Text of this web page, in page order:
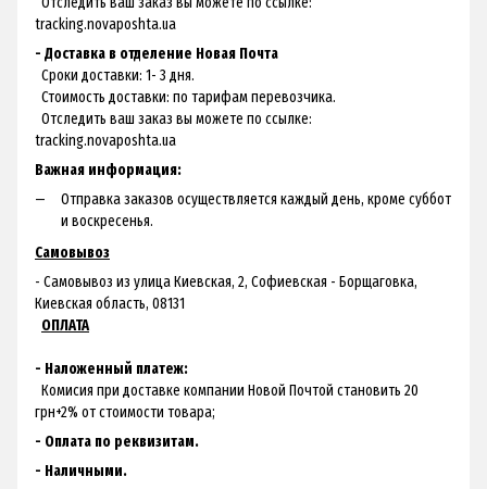
tracking.novaposhta.ua
- Доставка в отделение Новая Почта
Сроки доставки: 1- 3 дня.
Стоимость доставки: по тарифам перевозчика.
Отследить ваш заказ вы можете по ссылке:
tracking.novaposhta.ua
Важная информация:
Отправка заказов осуществляется каждый день, кроме суббот
и воскресенья.
Самовывоз
- Самовывоз из улица Киевская, 2, Софиевская - Борщаговка,
Киевская область, 08131
ОПЛАТА
- Наложенный платеж:
Комисия при доставке компании Новой Почтой становить 20
грн+2% от стоимости товара;
- Оплата по реквизитам.
- Наличными.